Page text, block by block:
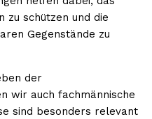
zu schützen und die
Gegenstände zu
der
wir auch fachmännische
sind besonders relevant